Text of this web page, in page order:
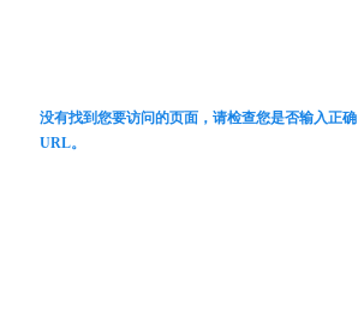
没有找到您要访问的页面，请检查您是否输入正确
URL。